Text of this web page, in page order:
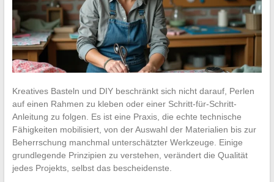
Kreatives Basteln und DIY beschränkt sich nicht darauf, Perlen
auf einen Rahmen zu kleben oder einer Schritt-für-Schritt-
Anleitung zu folgen. Es ist eine Praxis, die echte technische
Fähigkeiten mobilisiert, von der Auswahl der Materialien bis zur
Beherrschung manchmal unterschätzter Werkzeuge. Einige
grundlegende Prinzipien zu verstehen, verändert die Qualität
jedes Projekts, selbst das bescheidenste.